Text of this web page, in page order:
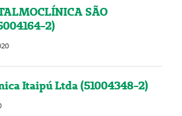
SÃO
2)
Itaipú Ltda (51004348-2)